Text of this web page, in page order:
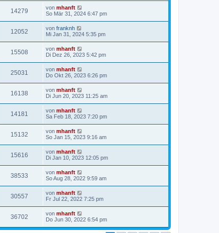
14279 von mhanft
So Mär 31, 2024 6:47 pm
12052 von franknh
Mi Jan 31, 2024 5:35 pm
15508 von mhanft
Di Dez 26, 2023 5:42 pm
25031 von mhanft
Do Okt 26, 2023 6:26 pm
16138 von mhanft
Di Jun 20, 2023 11:25 am
14181 von mhanft
Sa Feb 18, 2023 7:20 pm
15132 von mhanft
So Jan 15, 2023 9:16 am
15616 von mhanft
Di Jan 10, 2023 12:05 pm
38533 von mhanft
So Aug 28, 2022 9:59 am
30557 von mhanft
Fr Jul 22, 2022 7:25 pm
36702 von mhanft
Do Jun 30, 2022 6:54 pm